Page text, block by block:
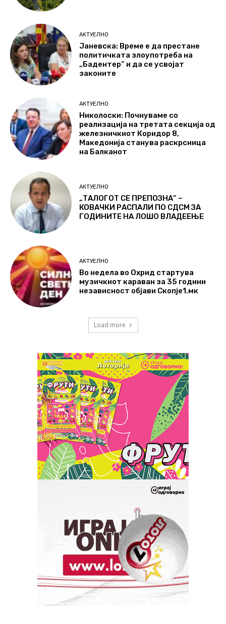
АКТУЕЛНО
Јаневска: Време е да престане
политичката злоупотреба на
„Бадентер“ и да се усвојат
законите
АКТУЕЛНО
Николоски: Почнуваме со
реализација на третата секција од
железничкиот Коридор 8,
Македонија станува раскрсница
на Балканот
АКТУЕЛНО
„ТАЛОГОТ СЕ ПРЕПОЗНА“ –
КОВАЧКИ РАСПАЛИ ПО СДСМ ЗА
ГОДИНИТЕ НА ЛОШО ВЛАДЕЕЊЕ
АКТУЕЛНО
Во недела во Охрид стартува
музичкиот караван за 35 години
независност објави Скопје1.мк
Load more